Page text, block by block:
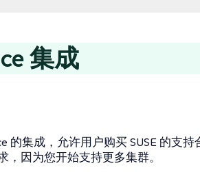
集成
的集成，允许用户购买 SUSE 的支持
因为您开始支持更多集群。